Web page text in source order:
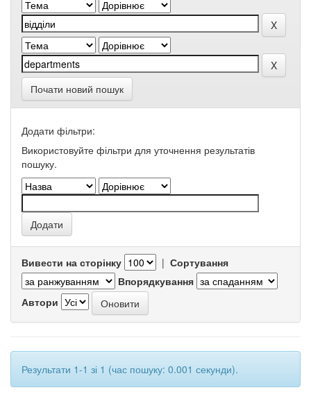
Почати новий пошук
Додати фільтри:
Використовуйте фільтри для уточнення результатів
пошуку.
Вивести на сторінку | Сортування
Впорядкування
Автори
Результати 1-1 зі 1 (час пошуку: 0.001 секунди).